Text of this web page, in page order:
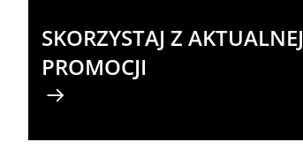
SKORZYSTAJ Z AKTUALNEJ
PROMOCJI